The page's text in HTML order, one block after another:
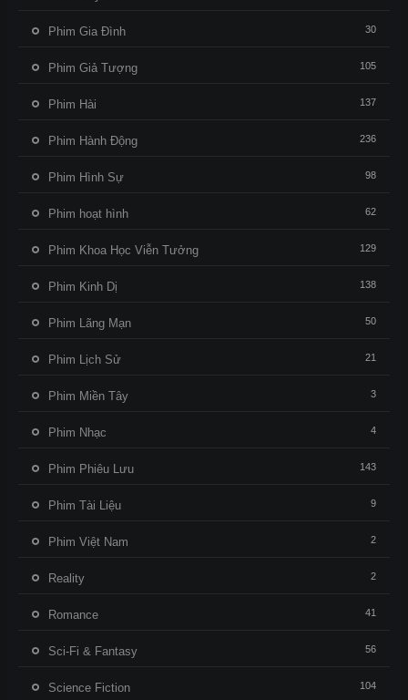
Phim Gia Đình 30
Phim Giả Tượng 105
Phim Hài 137
Phim Hành Động 236
Phim Hình Sự 98
Phim hoạt hình 62
Phim Khoa Học Viễn Tưởng 129
Phim Kinh Dị 138
Phim Lãng Mạn 50
Phim Lịch Sử 21
Phim Miền Tây 3
Phim Nhạc 4
Phim Phiêu Lưu 143
Phim Tài Liệu 9
Phim Việt Nam 2
Reality 2
Romance 41
Sci-Fi & Fantasy 56
Science Fiction 104